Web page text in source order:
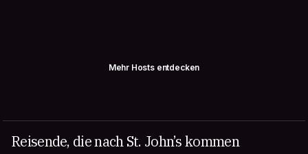
Mehr Hosts entdecken
Reisende, die nach St. John’s kommen